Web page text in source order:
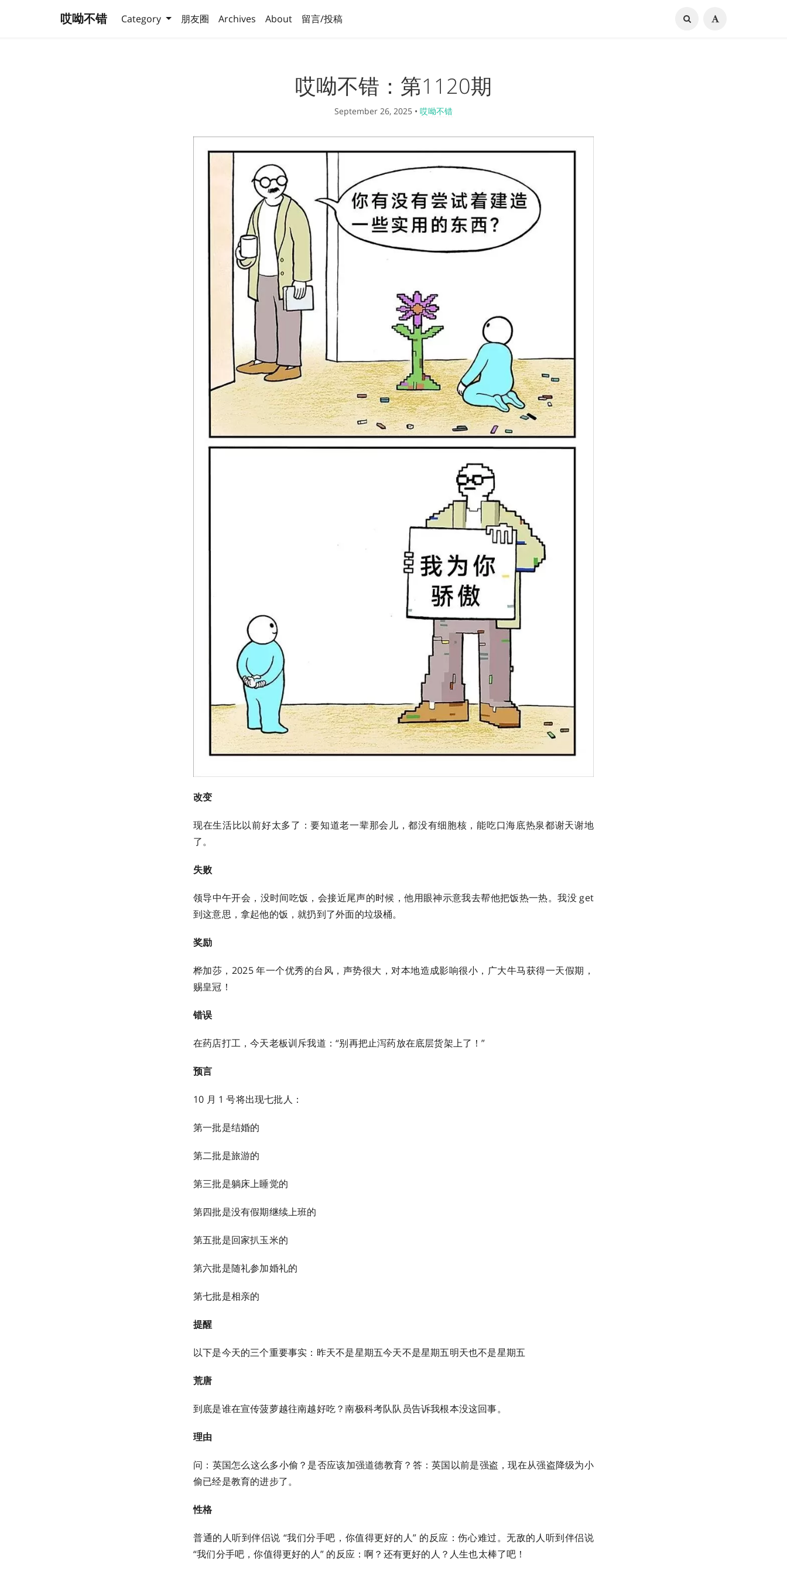
哎呦不错 Category 朋友圈 Archives About 留言/投稿
哎呦不错：第1120期
September 26, 2025 • 哎呦不错
改变
现在生活比以前好太多了：要知道老一辈那会儿，都没有细胞核，能吃口海底热泉都谢天谢地
了。
失败
领导中午开会，没时间吃饭，会接近尾声的时候，他用眼神示意我去帮他把饭热一热。我没 get
到这意思，拿起他的饭，就扔到了外面的垃圾桶。
奖励
桦加莎，2025 年一个优秀的台风，声势很大，对本地造成影响很小，广大牛马获得一天假期，
赐皇冠！
错误
在药店打工，今天老板训斥我道：“别再把止泻药放在底层货架上了！”
预言
10 月 1 号将出现七批人：
第一批是结婚的
第二批是旅游的
第三批是躺床上睡觉的
第四批是没有假期继续上班的
第五批是回家扒玉米的
第六批是随礼参加婚礼的
第七批是相亲的
提醒
以下是今天的三个重要事实：昨天不是星期五今天不是星期五明天也不是星期五
荒唐
到底是谁在宣传菠萝越往南越好吃？南极科考队队员告诉我根本没这回事。
理由
问：英国怎么这么多小偷？是否应该加强道德教育？答：英国以前是强盗，现在从强盗降级为小
偷已经是教育的进步了。
性格
普通的人听到伴侣说 “我们分手吧，你值得更好的人” 的反应：伤心难过。无敌的人听到伴侣说
“我们分手吧，你值得更好的人” 的反应：啊？还有更好的人？人生也太棒了吧！